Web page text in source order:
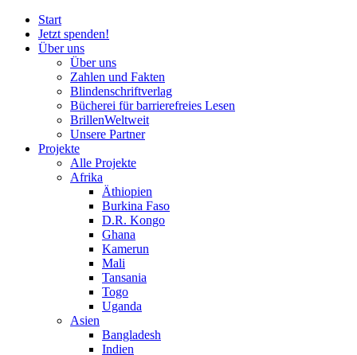
Start
Jetzt spenden!
Über uns
Über uns
Zahlen und Fakten
Blindenschriftverlag
Bücherei fürbarrierefreies Lesen
BrillenWeltweit
Unsere Partner
Projekte
Alle Projekte
Afrika
Äthiopien
Burkina Faso
D.R. Kongo
Ghana
Kamerun
Mali
Tansania
Togo
Uganda
Asien
Bangladesh
Indien